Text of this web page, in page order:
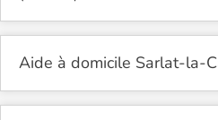
Aide à domicile Sarlat-la-